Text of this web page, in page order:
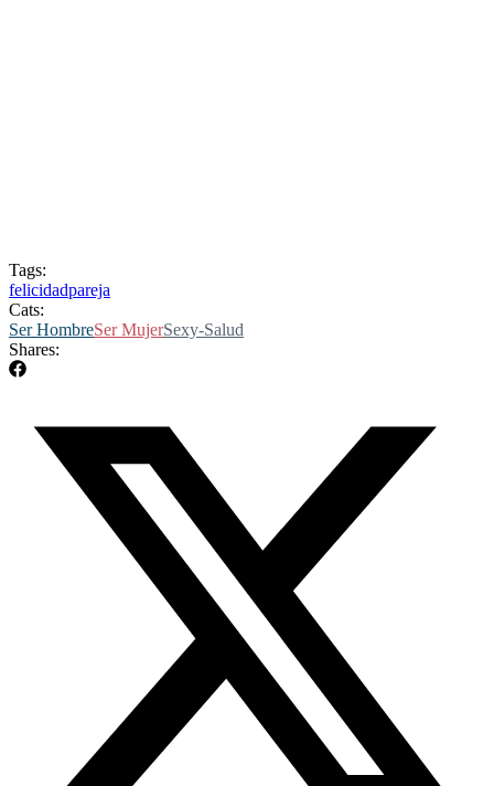
Tags:
felicidadpareja
Cats:
Ser HombreSer MujerSexy-Salud
Shares: